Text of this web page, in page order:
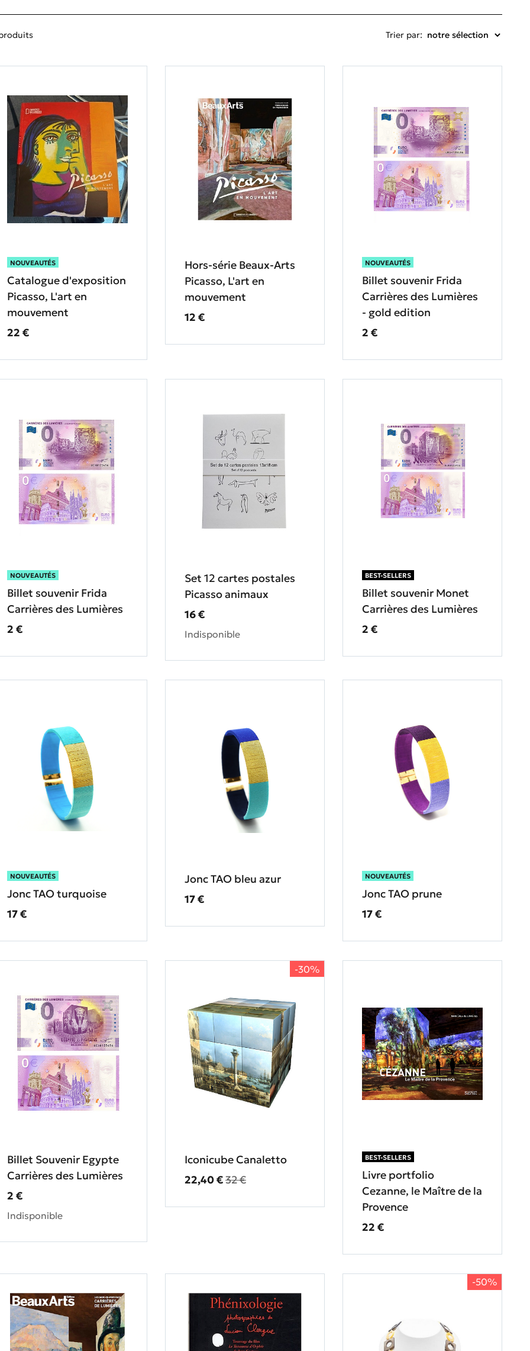
Trier par:
NOUVEAUTÉS
Catalogue d'exposition
Picasso, L'art en
mouvement
Prix ​​actuel
22 €
Hors-série Beaux-Arts
Picasso, L'art en
mouvement
Prix ​​actuel
12 €
NOUVEAUTÉS
Billet souvenir Frida
Carrières des Lumières
- gold edition
Prix ​​actuel
2 €
NOUVEAUTÉS
Billet souvenir Frida
Carrières des Lumières
Prix ​​actuel
2 €
Set 12 cartes postales
Picasso animaux
Prix ​​actuel
16 €
Indisponible
BEST-SELLERS
Billet souvenir Monet
Carrières des Lumières
Prix ​​actuel
2 €
NOUVEAUTÉS
Jonc TAO turquoise
Prix ​​actuel
17 €
Jonc TAO bleu azur
Prix ​​actuel
17 €
NOUVEAUTÉS
Jonc TAO prune
Prix ​​actuel
17 €
Billet Souvenir Egypte
Carrières des Lumières
Prix ​​actuel
2 €
Indisponible
Iconicube Canaletto
-30%
Prix ​​actuel
22,40 €Ancien prix
32 €
BEST-SELLERS
Livre portfolio
Cezanne, le Maître de la
Provence
Prix ​​actuel
22 €
-50%